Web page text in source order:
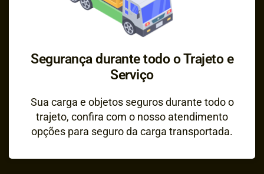
Segurança durante todo o Trajeto e
Serviço
Sua carga e objetos seguros durante todo o
trajeto, confira com o nosso atendimento
opções para seguro da carga transportada.